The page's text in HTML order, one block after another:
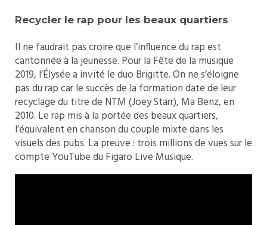
Recycler le rap pour les beaux quartiers
Il ne faudrait pas croire que l’influence du rap est
cantonnée à la jeunesse. Pour la Fête de la musique
2019, l’Élysée a invité le duo Brigitte. On ne s’éloigne
pas du rap car le succès de la formation date de leur
recyclage du titre de NTM (Joey Starr), Ma Benz, en
2010. Le rap mis à la portée des beaux quartiers,
l’équivalent en chanson du couple mixte dans les
visuels des pubs. La preuve : trois millions de vues sur le
compte YouTube du Figaro Live Musique.